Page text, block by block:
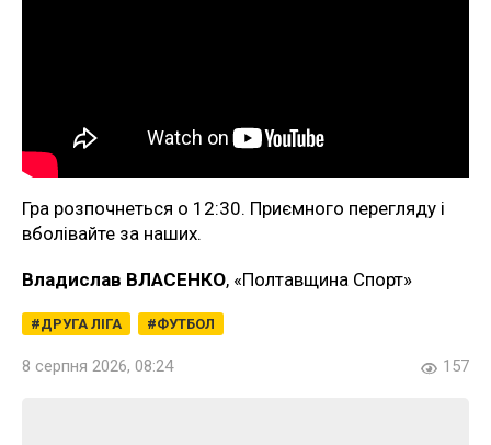
Гра розпочнеться о 12:30. Приємного перегляду і
вболівайте за наших.
Владислав ВЛАСЕНКО, «Полтавщина Спорт»
ДРУГА ЛІГА ФУТБОЛ
8 серпня 2026, 08:24 157